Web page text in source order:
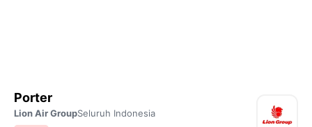
Porter
Lion Air GroupSeluruh Indonesia